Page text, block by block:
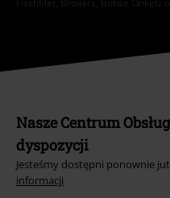
Fischfilet, Broilers, Böhse Onkelz
Nasze Centrum
dyspozycji
Jesteśmy dostępni ponownie
informacji